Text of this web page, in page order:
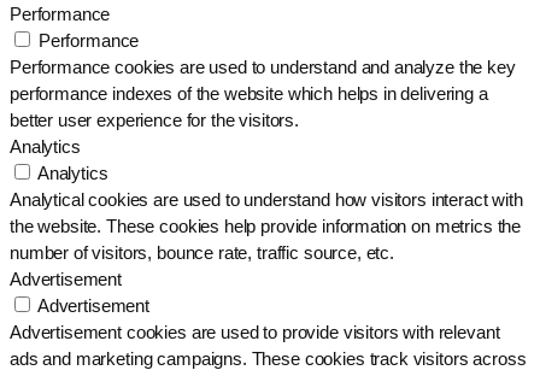
Performance
Performance
Performance cookies are used to understand and analyze the key
performance indexes of the website which helps in delivering a
better user experience for the visitors.
Analytics
Analytics
Analytical cookies are used to understand how visitors interact with
the website. These cookies help provide information on metrics the
number of visitors, bounce rate, traffic source, etc.
Advertisement
Advertisement
Advertisement cookies are used to provide visitors with relevant
ads and marketing campaigns. These cookies track visitors across